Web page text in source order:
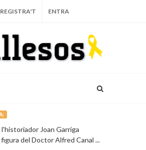
REGISTRA'T ENTRA
Joan Garriga
del Doctor Alfred Canal ...